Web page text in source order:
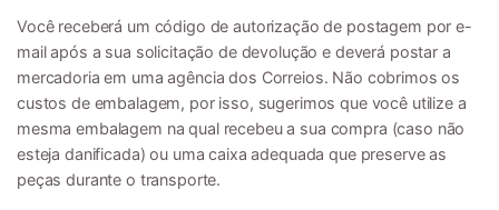
Você receberá um código de autorização de postagem por e-
mail após a sua solicitação de devolução e deverá postar a
mercadoria em uma agência dos Correios. Não cobrimos os
custos de embalagem, por isso, sugerimos que você utilize a
mesma embalagem na qual recebeu a sua compra (caso não
esteja danificada) ou uma caixa adequada que preserve as
peças durante o transporte.